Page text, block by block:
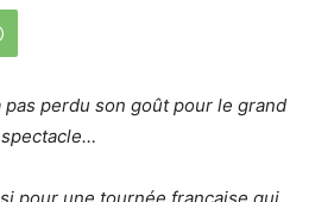
pas perdu son goût pour le grand
spectacle…